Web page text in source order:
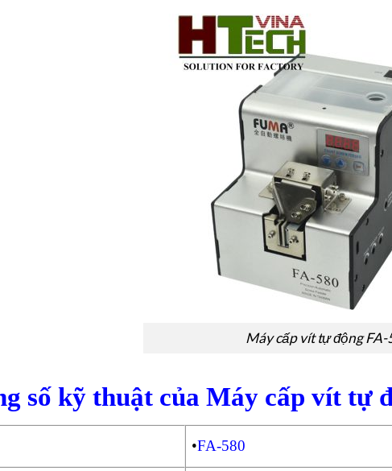
Máy cấp vít tự động FA-
số kỹ thuật của Máy cấp vít tự
•FA-580